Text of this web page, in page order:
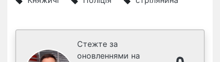
Стежте за
оновленнями на